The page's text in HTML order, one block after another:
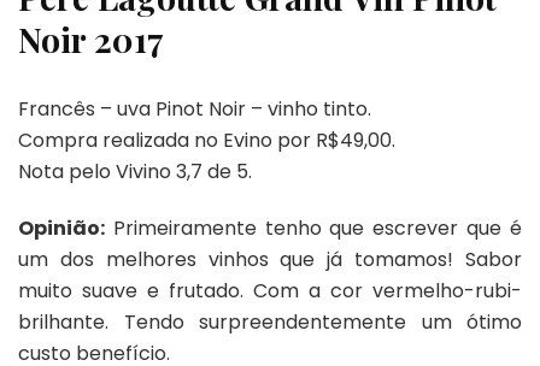
Noir 2017
Francês – uva Pinot Noir – vinho tinto.
Compra realizada no Evino por R$49,00.
Nota pelo Vivino 3,7 de 5.
Opinião: Primeiramente tenho que escrever que é
um dos melhores vinhos que já tomamos! Sabor
muito suave e frutado. Com a cor vermelho-rubi-
brilhante. Tendo surpreendentemente um ótimo
custo benefício.